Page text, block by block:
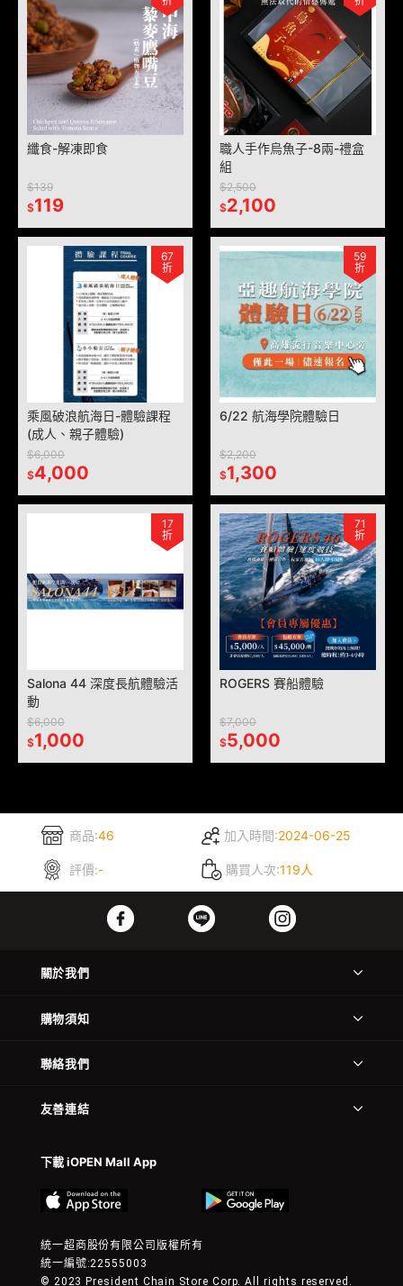
纖食-解凍即食
$139
$119
職人手作烏魚子-8兩-禮盒
組
$2,500
$2,100
67
折
乘風破浪航海日-體驗課程
(成人、親子體驗)
$6,000
$4,000
59
折
6/22 航海學院體驗日
$2,200
$1,300
17
折
Salona 44 深度長航體驗活
動
$6,000
$1,000
71
折
ROGERS 賽船體驗
$7,000
$5,000
商品:46 加入時間:2024-06-25
評價:- 購買人次:119人
關於我們
購物須知
聯絡我們
友善連結
下載 iOPEN Mall App
統一超商股份有限公司版權所有
統一編號:22555003
© 2023 President Chain Store Corp. All rights reserved.